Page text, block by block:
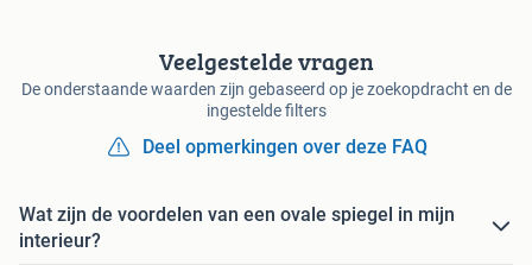
Veelgestelde vragen
De onderstaande waarden zijn gebaseerd op je zoekopdracht en de
ingestelde filters
Deel opmerkingen over deze FAQ
Wat zijn de voordelen van een ovale spiegel in mijn
interieur?